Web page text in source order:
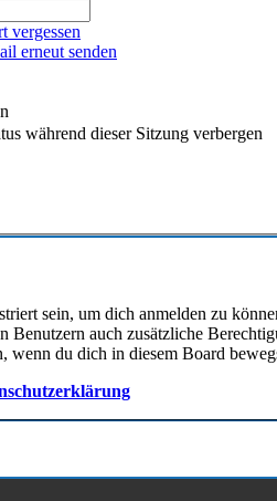
vergessen
erneut senden
während dieser Sitzung verbergen
sein, um dich anmelden zu
Benutzern auch zusätzliche
wenn du dich in diesem Board